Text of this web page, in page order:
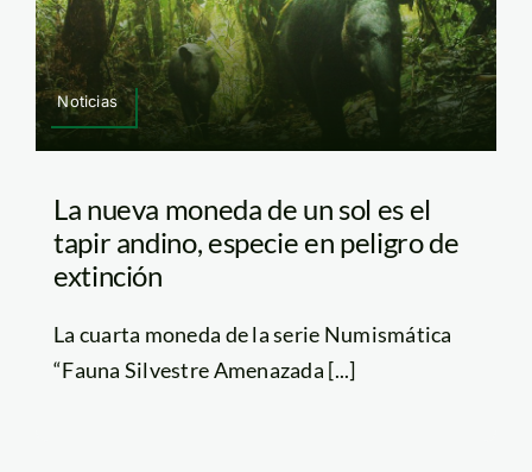
Noticias
La nueva moneda de un sol es el
tapir andino, especie en peligro de
extinción
La cuarta moneda de la serie Numismática
“Fauna Silvestre Amenazada [...]